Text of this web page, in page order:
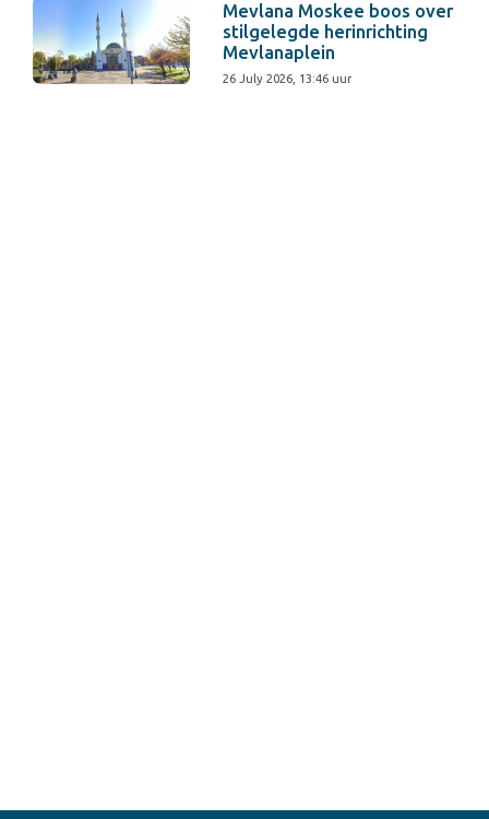
Mevlana Moskee boos over
stilgelegde herinrichting
Mevlanaplein
26 July 2026, 13:46 uur